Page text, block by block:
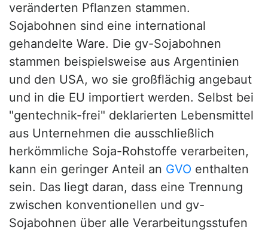
veränderten Pflanzen stammen.
Sojabohnen sind eine international
gehandelte Ware. Die gv-Sojabohnen
stammen beispielsweise aus Argentinien
und den USA, wo sie großflächig angebaut
und in die EU importiert werden. Selbst bei
"gentechnik-frei" deklarierten Lebensmittel
aus Unternehmen die ausschließlich
herkömmliche Soja-Rohstoffe verarbeiten,
kann ein geringer Anteil an GVO enthalten
sein. Das liegt daran, dass eine Trennung
zwischen konventionellen und gv-
Sojabohnen über alle Verarbeitungsstufen